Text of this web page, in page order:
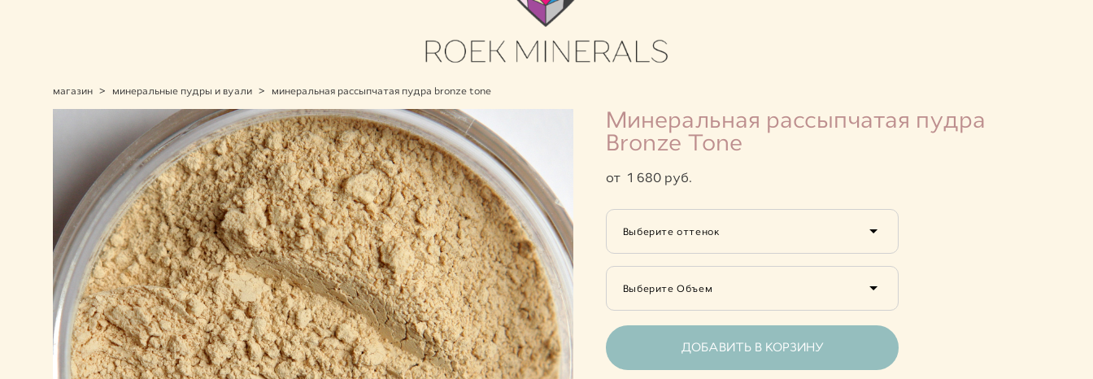
магазин > минеральные пудры и вуали > минеральная рассыпчатая пудра bronze tone
Минеральная рассыпчатая пудра
Bronze Tone
от 1 680 pуб.
Выберите оттенок
Выберите Объем
ДОБАВИТЬ В КОРЗИНУ